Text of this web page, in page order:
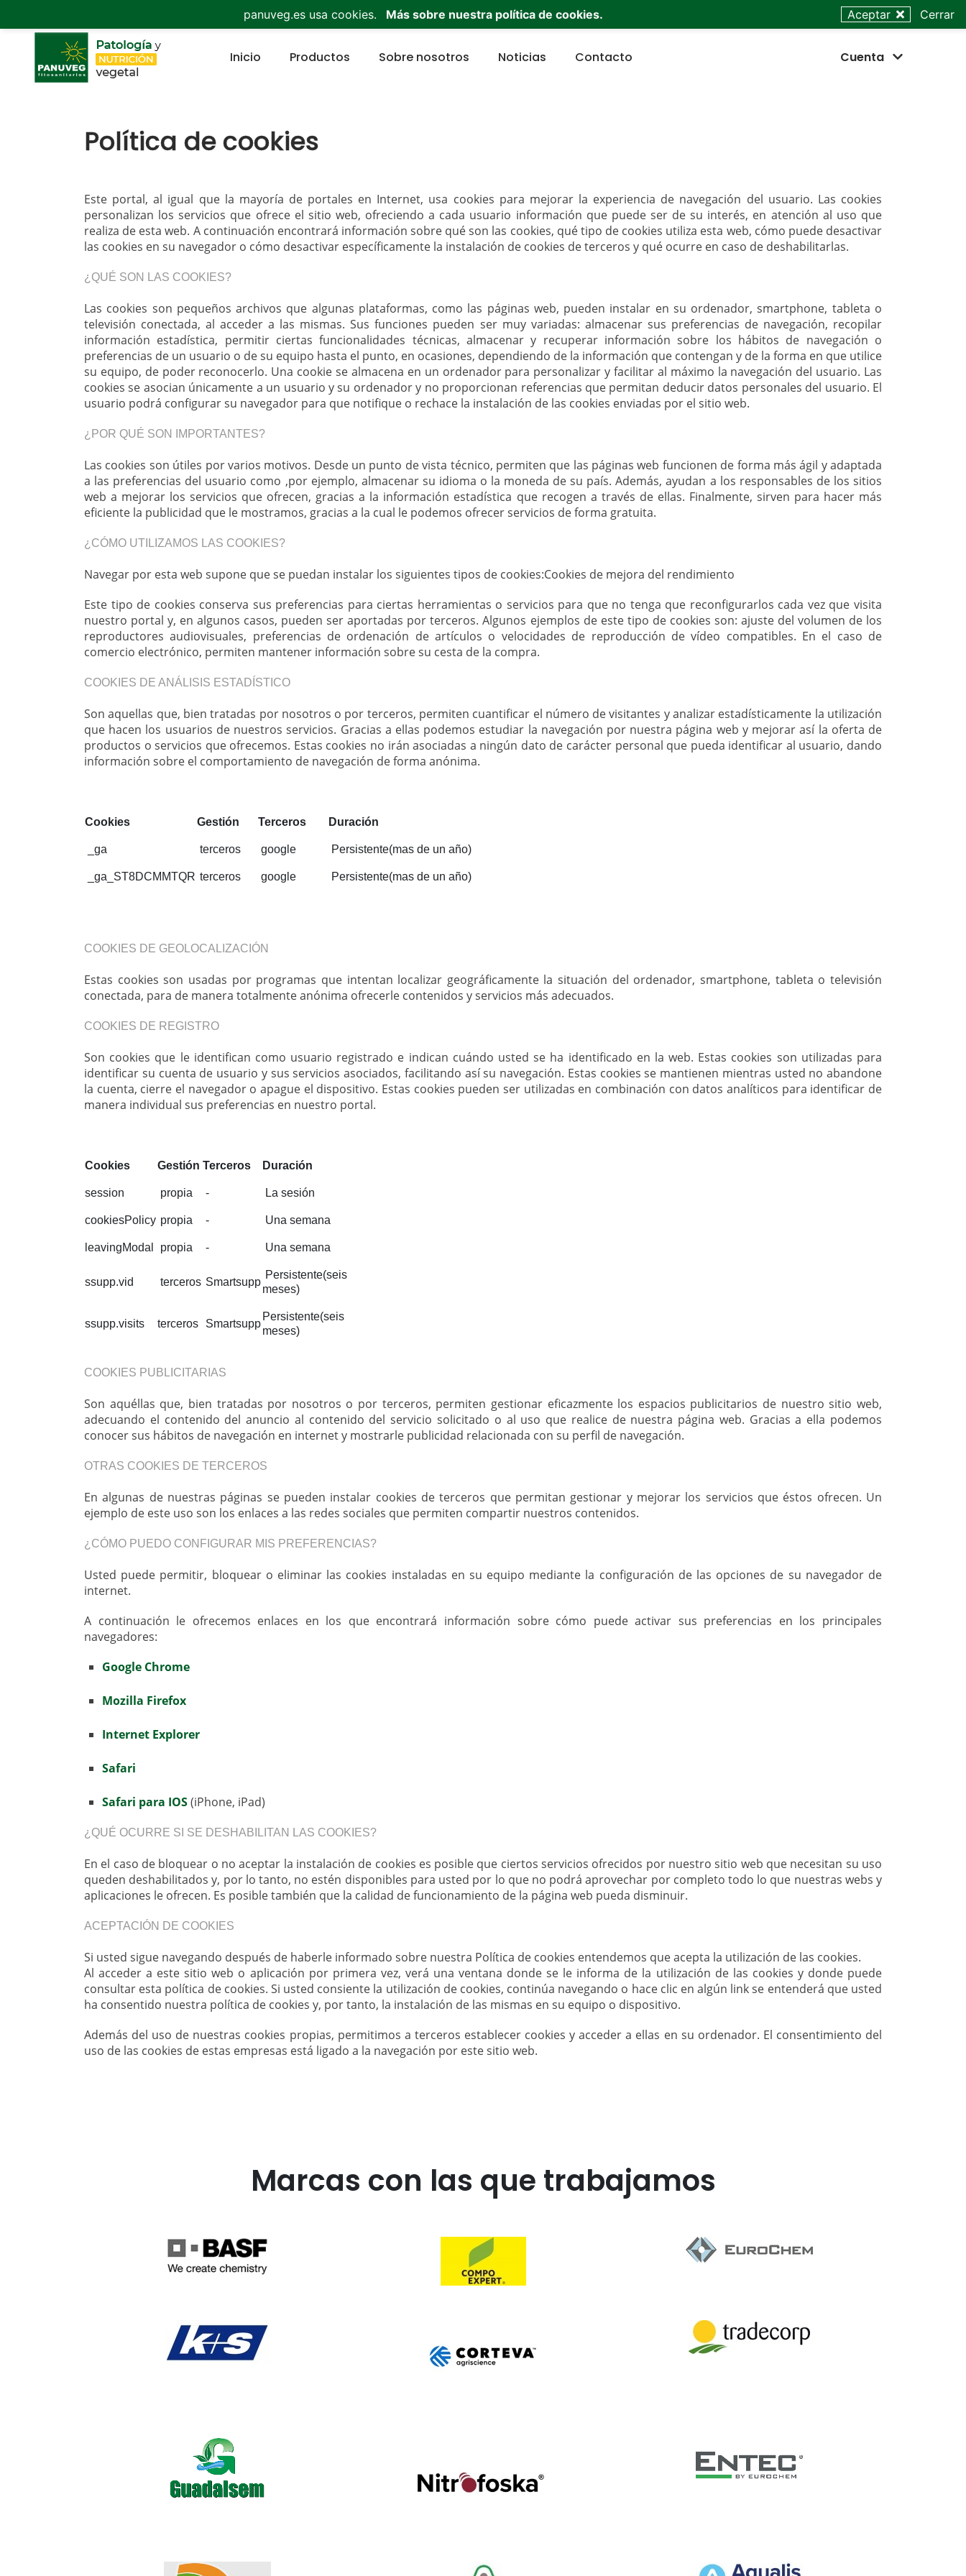
953 53 03 68 admin@panuveg.es 628 09 47 40
Inicio (current)Productos (current)Sobre nosotros (current)Noticias (current)Contacto Cuenta
Política de cookies
Este portal, al igual que la mayoría de portales en Internet, usa cookies para mejorar la experiencia de navegación del usuario. Las cookies
personalizan los servicios que ofrece el sitio web, ofreciendo a cada usuario información que puede ser de su interés, en atención al uso que
realiza de esta web. A continuación encontrará información sobre qué son las cookies, qué tipo de cookies utiliza esta web, cómo puede desactivar
las cookies en su navegador o cómo desactivar específicamente la instalación de cookies de terceros y qué ocurre en caso de deshabilitarlas.
¿QUÉ SON LAS COOKIES?
Las cookies son pequeños archivos que algunas plataformas, como las páginas web, pueden instalar en su ordenador, smartphone, tableta o
televisión conectada, al acceder a las mismas. Sus funciones pueden ser muy variadas: almacenar sus preferencias de navegación, recopilar
información estadística, permitir ciertas funcionalidades técnicas, almacenar y recuperar información sobre los hábitos de navegación o
preferencias de un usuario o de su equipo hasta el punto, en ocasiones, dependiendo de la información que contengan y de la forma en que utilice
su equipo, de poder reconocerlo. Una cookie se almacena en un ordenador para personalizar y facilitar al máximo la navegación del usuario. Las
cookies se asocian únicamente a un usuario y su ordenador y no proporcionan referencias que permitan deducir datos personales del usuario. El
usuario podrá configurar su navegador para que notifique o rechace la instalación de las cookies enviadas por el sitio web.
¿POR QUÉ SON IMPORTANTES?
Las cookies son útiles por varios motivos. Desde un punto de vista técnico, permiten que las páginas web funcionen de forma más ágil y adaptada
a las preferencias del usuario como ,por ejemplo, almacenar su idioma o la moneda de su país. Además, ayudan a los responsables de los sitios
web a mejorar los servicios que ofrecen, gracias a la información estadística que recogen a través de ellas. Finalmente, sirven para hacer más
eficiente la publicidad que le mostramos, gracias a la cual le podemos ofrecer servicios de forma gratuita.
¿CÓMO UTILIZAMOS LAS COOKIES?
Navegar por esta web supone que se puedan instalar los siguientes tipos de cookies:Cookies de mejora del rendimiento
Este tipo de cookies conserva sus preferencias para ciertas herramientas o servicios para que no tenga que reconfigurarlos cada vez que visita
nuestro portal y, en algunos casos, pueden ser aportadas por terceros. Algunos ejemplos de este tipo de cookies son: ajuste del volumen de los
reproductores audiovisuales, preferencias de ordenación de artículos o velocidades de reproducción de vídeo compatibles. En el caso de
comercio electrónico, permiten mantener información sobre su cesta de la compra.
COOKIES DE ANÁLISIS ESTADÍSTICO
Son aquellas que, bien tratadas por nosotros o por terceros, permiten cuantificar el número de visitantes y analizar estadísticamente la utilización
que hacen los usuarios de nuestros servicios. Gracias a ellas podemos estudiar la navegación por nuestra página web y mejorar así la oferta de
productos o servicios que ofrecemos. Estas cookies no irán asociadas a ningún dato de carácter personal que pueda identificar al usuario, dando
información sobre el comportamiento de navegación de forma anónima.
Cookies Gestión Terceros Duración
_ga terceros google Persistente(mas de un año)
_ga_ST8DCMMTQR terceros google Persistente(mas de un año)
COOKIES DE GEOLOCALIZACIÓN
Estas cookies son usadas por programas que intentan localizar geográficamente la situación del ordenador, smartphone, tableta o televisión
conectada, para de manera totalmente anónima ofrecerle contenidos y servicios más adecuados.
COOKIES DE REGISTRO
Son cookies que le identifican como usuario registrado e indican cuándo usted se ha identificado en la web. Estas cookies son utilizadas para
identificar su cuenta de usuario y sus servicios asociados, facilitando así su navegación. Estas cookies se mantienen mientras usted no abandone
la cuenta, cierre el navegador o apague el dispositivo. Estas cookies pueden ser utilizadas en combinación con datos analíticos para identificar de
manera individual sus preferencias en nuestro portal.
Cookies Gestión Terceros Duración
session propia - La sesión
cookiesPolicy propia - Una semana
leavingModal propia - Una semana
ssupp.vid terceros Smartsupp
Persistente(seis
meses)
ssupp.visits terceros Smartsupp
Persistente(seis
meses)
COOKIES PUBLICITARIAS
Son aquéllas que, bien tratadas por nosotros o por terceros, permiten gestionar eficazmente los espacios publicitarios de nuestro sitio web,
adecuando el contenido del anuncio al contenido del servicio solicitado o al uso que realice de nuestra página web. Gracias a ella podemos
conocer sus hábitos de navegación en internet y mostrarle publicidad relacionada con su perfil de navegación.
OTRAS COOKIES DE TERCEROS
En algunas de nuestras páginas se pueden instalar cookies de terceros que permitan gestionar y mejorar los servicios que éstos ofrecen. Un
ejemplo de este uso son los enlaces a las redes sociales que permiten compartir nuestros contenidos.
¿CÓMO PUEDO CONFIGURAR MIS PREFERENCIAS?
Usted puede permitir, bloquear o eliminar las cookies instaladas en su equipo mediante la configuración de las opciones de su navegador de
internet.
A continuación le ofrecemos enlaces en los que encontrará información sobre cómo puede activar sus preferencias en los principales
navegadores:
Google Chrome
Mozilla Firefox
Internet Explorer
Safari
Safari para IOS(iPhone, iPad)
¿QUÉ OCURRE SI SE DESHABILITAN LAS COOKIES?
En el caso de bloquear o no aceptar la instalación de cookies es posible que ciertos servicios ofrecidos por nuestro sitio web que necesitan su uso
queden deshabilitados y, por lo tanto, no estén disponibles para usted por lo que no podrá aprovechar por completo todo lo que nuestras webs y
aplicaciones le ofrecen. Es posible también que la calidad de funcionamiento de la página web pueda disminuir.
ACEPTACIÓN DE COOKIES
Si usted sigue navegando después de haberle informado sobre nuestra Política de cookies entendemos que acepta la utilización de las cookies.
Al acceder a este sitio web o aplicación por primera vez, verá una ventana donde se le informa de la utilización de las cookies y donde puede
consultar esta política de cookies. Si usted consiente la utilización de cookies, continúa navegando o hace clic en algún link se entenderá que usted
ha consentido nuestra política de cookies y, por tanto, la instalación de las mismas en su equipo o dispositivo.
Además del uso de nuestras cookies propias, permitimos a terceros establecer cookies y acceder a ellas en su ordenador. El consentimiento del
uso de las cookies de estas empresas está ligado a la navegación por este sitio web.
Marcas con las que trabajamos
panuveg.es usa cookies. Más sobre nuestra política de cookies. Aceptar Cerrar